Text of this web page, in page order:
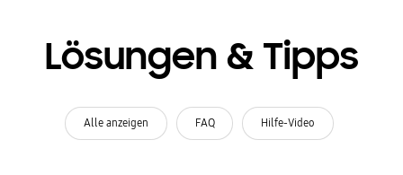
Lösungen & Tipps
Alle anzeigen FAQ Hilfe-Video